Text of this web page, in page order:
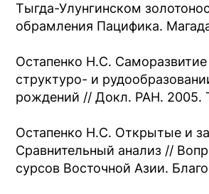
Тыгда-Улунгинском
обрамления Пацифика.
Остапенко Н.С.
структуро- и
рождений // Докл. РАН. 2005.
Остапенко Н.С. Открытые и
Сравнительный анализ //
сурсов Восточной Азии.